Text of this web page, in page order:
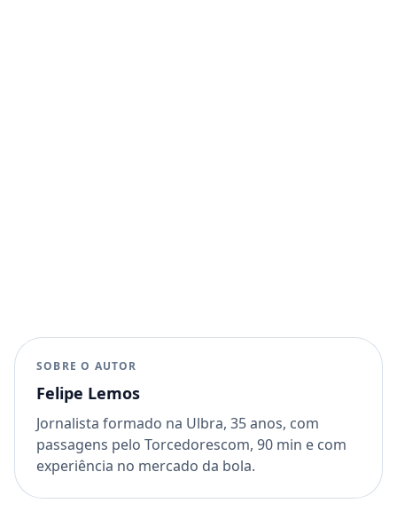
SOBRE O AUTOR
Felipe Lemos
Jornalista formado na Ulbra, 35 anos, com
passagens pelo Torcedorescom, 90 min e com
experiência no mercado da bola.